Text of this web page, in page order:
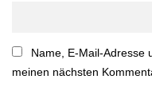
Name, E-Mail-Adresse
meinen nächsten